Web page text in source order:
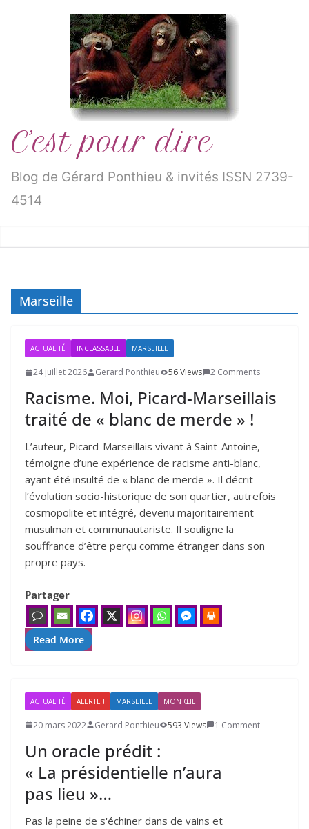
C’est pour dire
Blog de Gérard Ponthieu & invités ISSN 2739-
4514
Marseille
ACTUALITÉ INCLASSABLE MARSEILLE
24 juillet 2026 Gerard Ponthieu 56 Views 2 Comments
Racisme. Moi, Picard-Marseillais
traité de « blanc de merde » !
L’auteur, Picard-Marseillais vivant à Saint-Antoine,
témoigne d’une expérience de racisme anti-blanc,
ayant été insulté de « blanc de merde ». Il décrit
l’évolution socio-historique de son quartier, autrefois
cosmopolite et intégré, devenu majoritairement
musulman et communautariste. Il souligne la
souffrance d’être perçu comme étranger dans son
propre pays.
Partager
Read More
ACTUALITÉ ALERTE ! MARSEILLE MON ŒIL
20 mars 2022 Gerard Ponthieu 593 Views 1 Comment
Un oracle prédit :
« La présidentielle n’aura
pas lieu »…
Pas la peine de s'échiner dans de vains et